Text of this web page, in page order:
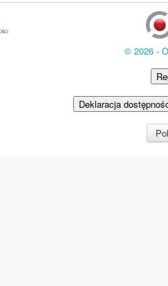
© 2026 -
Deklaracja